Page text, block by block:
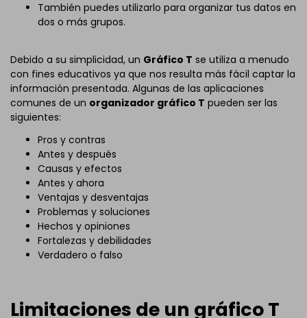
También puedes utilizarlo para organizar tus datos en
dos o más grupos.
Debido a su simplicidad, un Gráfico T se utiliza a menudo
con fines educativos ya que nos resulta más fácil captar la
información presentada. Algunas de las aplicaciones
comunes de un organizador gráfico T pueden ser las
siguientes:
Pros y contras
Antes y después
Causas y efectos
Antes y ahora
Ventajas y desventajas
Problemas y soluciones
Hechos y opiniones
Fortalezas y debilidades
Verdadero o falso
Limitaciones de un gráfico T